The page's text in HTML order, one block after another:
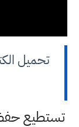
تحميل